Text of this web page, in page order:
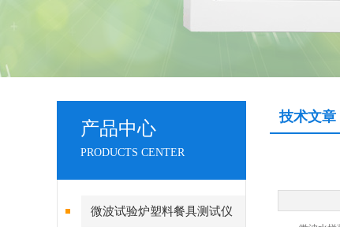
产品中心
PRODUCTS CENTER
微波试验炉塑料餐具测试仪
技术文章